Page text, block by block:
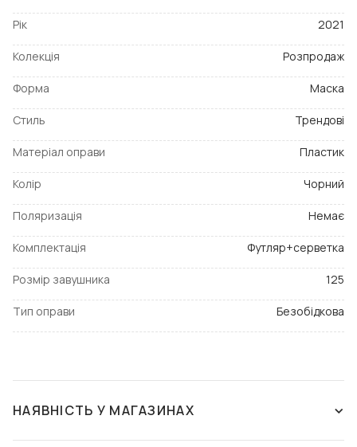
Рік 2021
Колекція Розпродаж
Форма Маска
Стиль Трендові
Матеріал оправи Пластик
Колір Чорний
Поляризація Немає
Комплектація Футляр+серветка
Розмір завушника 125
Тип оправи Безобідкова
НАЯВНІСТЬ У МАГАЗИНАХ